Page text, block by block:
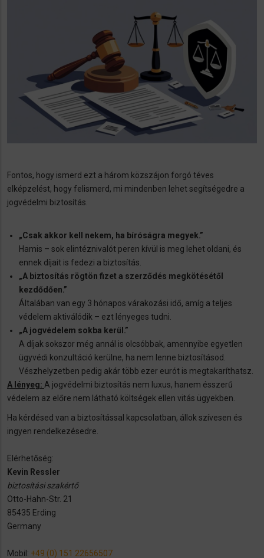
Fontos, hogy ismerd ezt a három közszájon forgó téves
elképzelést, hogy felismerd, mi mindenben lehet segítségedre a
jogvédelmi biztosítás.
„Csak akkor kell nekem, ha bíróságra megyek.”
Hamis – sok elintéznivalót peren kívül is meg lehet oldani, és
ennek díjait is fedezi a biztosítás.
„A biztosítás rögtön fizet a szerződés megkötésétől
kezdődően.”
Általában van egy 3 hónapos várakozási idő, amíg a teljes
védelem aktiválódik – ezt lényeges tudni.
„A jogvédelem sokba kerül.”
A díjak sokszor még annál is olcsóbbak, amennyibe egyetlen
ügyvédi konzultáció kerülne, ha nem lenne biztosításod.
Vészhelyzetben pedig akár több ezer eurót is megtakaríthatsz.
A lényeg: A jogvédelmi biztosítás nem luxus, hanem ésszerű
védelem az előre nem látható költségek ellen vitás ügyekben.
Ha kérdésed van a biztosítással kapcsolatban, állok szívesen és
ingyen rendelkezésedre.
Elérhetőség:
Kevin Ressler
biztosítási szakértő
Otto-Hahn-Str. 21
85435 Erding
Germany
Mobil: +49 (0) 151 22656507